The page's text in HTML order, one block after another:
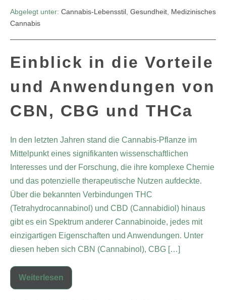
Abgelegt unter: Cannabis-Lebensstil Gesundheit Medizinisches
Cannabis
Einblick in die Vorteile
und Anwendungen von
CBN, CBG und THCa
In den letzten Jahren stand die Cannabis-Pflanze im
Mittelpunkt eines signifikanten wissenschaftlichen
Interesses und der Forschung, die ihre komplexe Chemie
und das potenzielle therapeutische Nutzen aufdeckte.
Über die bekannten Verbindungen THC
(Tetrahydrocannabinol) und CBD (Cannabidiol) hinaus
gibt es ein Spektrum anderer Cannabinoide, jedes mit
einzigartigen Eigenschaften und Anwendungen. Unter
diesen heben sich CBN (Cannabinol), CBG […]
Weiterlesen